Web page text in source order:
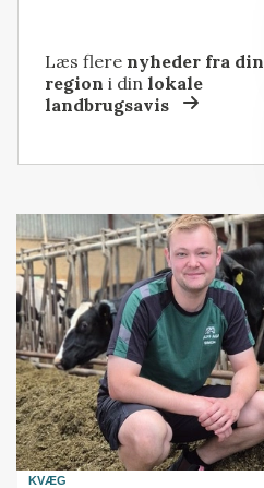
Læs flere nyheder fra din
region i dinlokale
landbrugsavis
KVÆG